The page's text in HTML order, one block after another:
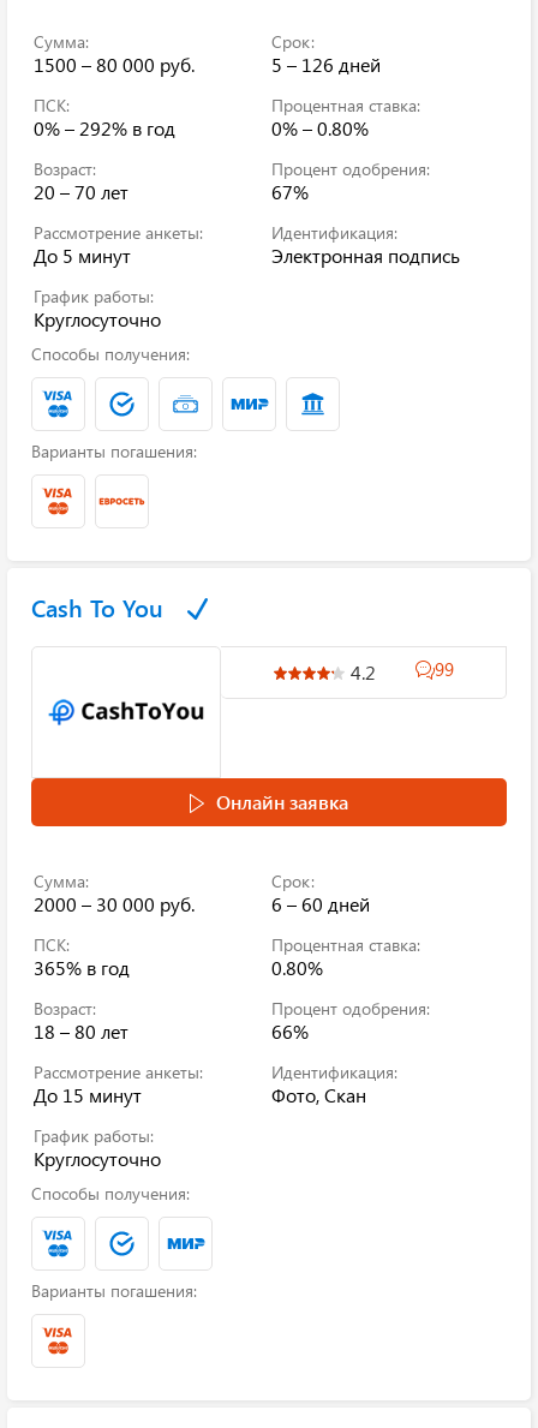
Сумма:
1500 – 80 000 руб.
Срок:
5 – 126 дней
ПСК:
0% – 292% в год
Процентная ставка:
0% – 0.80%
Возраст:
20 – 70 лет
Процент одобрения:
67%
Рассмотрение анкеты:
До 5 минут
Идентификация:
Электронная подпись
График работы:
Круглосуточно
Способы получения:
Варианты погашения:
Cash To You
4.2 99
Онлайн заявка
Сумма:
2000 – 30 000 руб.
Срок:
6 – 60 дней
ПСК:
365% в год
Процентная ставка:
0.80%
Возраст:
18 – 80 лет
Процент одобрения:
66%
Рассмотрение анкеты:
До 15 минут
Идентификация:
Фото, Скан
График работы:
Круглосуточно
Способы получения:
Варианты погашения: